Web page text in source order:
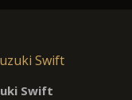
Swift